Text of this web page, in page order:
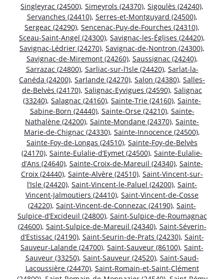
Singleyrac (24500), Simeyrols (24370), Sigoulès (24240),
Servanches (24410), Serres-et-Montguyard (24500),
Sergeac (24290), Sencenac-Puy-de-Fourches (24310),
Sceau-Saint-Angel (24300), Savignac-les-Églises (24420),
Savignac-Lédrier (24270), Savignac-de-Nontron (24300),
Savignac-de-Miremont (24260), Saussignac (24240),
Sarrazac (24800), Sarliac-sur-l’Isle (24420), Sarlat-la-
Canéda (24200), Sarlande (24270), Salon (24380), Salles-
de-Belvès (24170), Salignac-Eyvigues (24590), Salignac
(33240), Salagnac (24160), Sainte-Trie (24160), Sainte-
Sabine-Born (24440), Sainte-Orse (24210), Sainte-
Nathalène (24200), Sainte-Mondane (24370), Sainte-
Marie-de-Chignac (24330), Sainte-Innocence (24500),
Sainte-Foy-de-Longas (24510), Sainte-Foy-de-Belvès
(24170), Sainte-Eulalie-d’Eymet (24500), Sainte-Eulalie-
d’Ans (24640), Sainte-Croix-de-Mareuil (24340), Sainte-
Croix (24440), Sainte-Alvère (24510), Saint-Vincent-sur-
l’Isle (24420), Saint-Vincent-le-Paluel (24200), Saint-
Vincent-Jalmoutiers (24410), Saint-Vincent-de-Cosse
(24220), Saint-Vincent-de-Connezac (24190), Saint-
Sulpice-d’Excideuil (24800), Saint-Sulpice-de-Roumagnac
(24600), Saint-Sulpice-de-Mareuil (24340), Saint-Séverin-
d’Estissac (24190), Saint-Seurin-de-Prats (24230), Saint-
Sauveur-Lalande (24700), Saint-Sauveur (86100), Saint-
Sauveur (33250), Saint-Sauveur (24520), Saint-Saud-
Lacoussière (24470), Saint-Romain-et-Saint-Clément